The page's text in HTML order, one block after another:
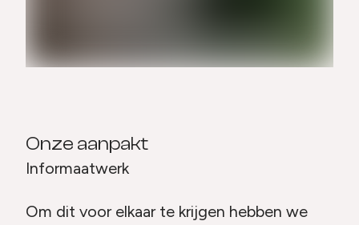
Onze aanpakt
Informaatwerk
Om dit voor elkaar te krijgen hebben we